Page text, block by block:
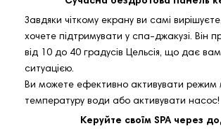
Завдяки чіткому екрану ви самі
хочете підтримувати у спа-джакузі. Він
від 10 до 40 градусів Цельсія, що дає
ситуацією.
Ви можете ефективно активувати режим
температуру води або активувати насос!
Керуйте своїм SPA через